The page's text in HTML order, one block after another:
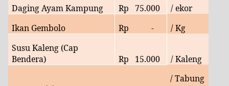
Daging Ayam Kampung
Rp 75.000
/ ekor
Ikan Gembolo
Rp -
/ Kg
Susu Kaleng (Cap
Bendera)
Rp 15.000 / Kaleng
/ Tabung